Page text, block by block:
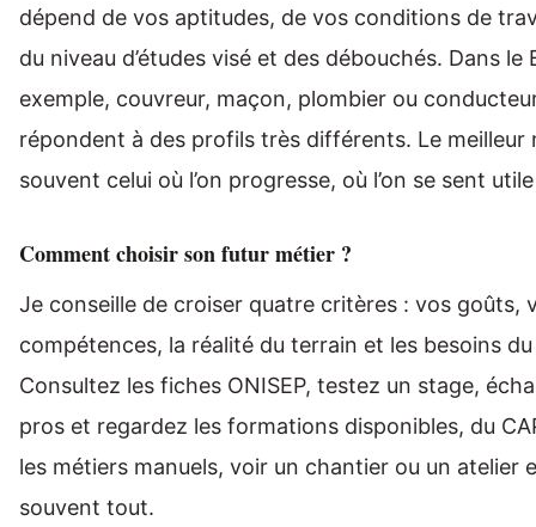
dépend de vos aptitudes, de vos conditions de
du niveau d’études visé et des débouchés. Dans le
exemple, couvreur, maçon, plombier ou
répondent à des profils très différents. Le meilleur
souvent celui où l’on progresse, où l’on se sent
Comment choisir son futur métier ?
Je conseille de croiser quatre critères : vos goûts,
compétences, la réalité du terrain et les besoins
Consultez les fiches ONISEP, testez un stage,
pros et regardez les formations disponibles, du
les métiers manuels, voir un chantier ou un atelier
souvent tout.